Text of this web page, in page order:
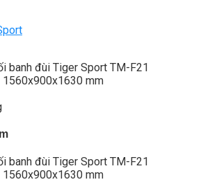
banh đùi Tiger Sport TM-F21
1560x900x1630 mm
banh đùi Tiger Sport TM-F21
1560x900x1630 mm